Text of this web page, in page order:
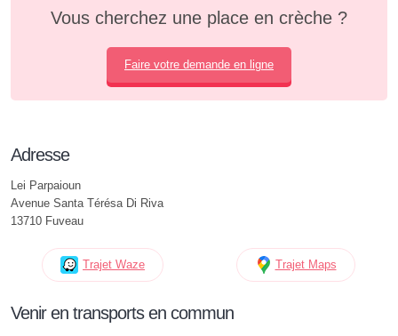
Vous cherchez une place en crèche ?
Faire votre demande en ligne
Adresse
Lei Parpaioun
Avenue Santa Térésa Di Riva
13710 Fuveau
Trajet Waze Trajet Maps
Venir en transports en commun